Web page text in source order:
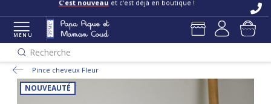
C'est nouveau et c'est déjà en boutique !
MENU
Recherche
Pince cheveux Fleur
NOUVEAUTÉ